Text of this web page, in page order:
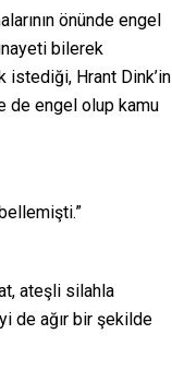
önünde engel
bilerek
istediği, Hrant Dink’in
de engel olup kamu
ateşli silahla
de ağır bir şekilde